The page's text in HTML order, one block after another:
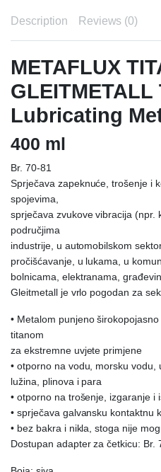
Description Reviews (0)
METAFLUX
GLEITMETALL
Lubricating
400 ml
Br. 70-81
Sprječava zapeknuće, trošenje i
spojevima,
sprječava zvukove vibracija (npr.
područjima
industrije, u automobilskom
pročišćavanje, u lukama, u
bolnicama, elektranama,
Gleitmetall je vrlo pogodan za
• Metalom punjeno
titanom
za ekstremne uvjete primjene
• otporno na vodu, morsku vodu,
lužina, plinova i para
• otporno na trošenje, izgaranje i
• sprječava galvansku kontaktnu
• bez bakra i nikla, stoga nije
Dostupan adapter za četkicu: Br.